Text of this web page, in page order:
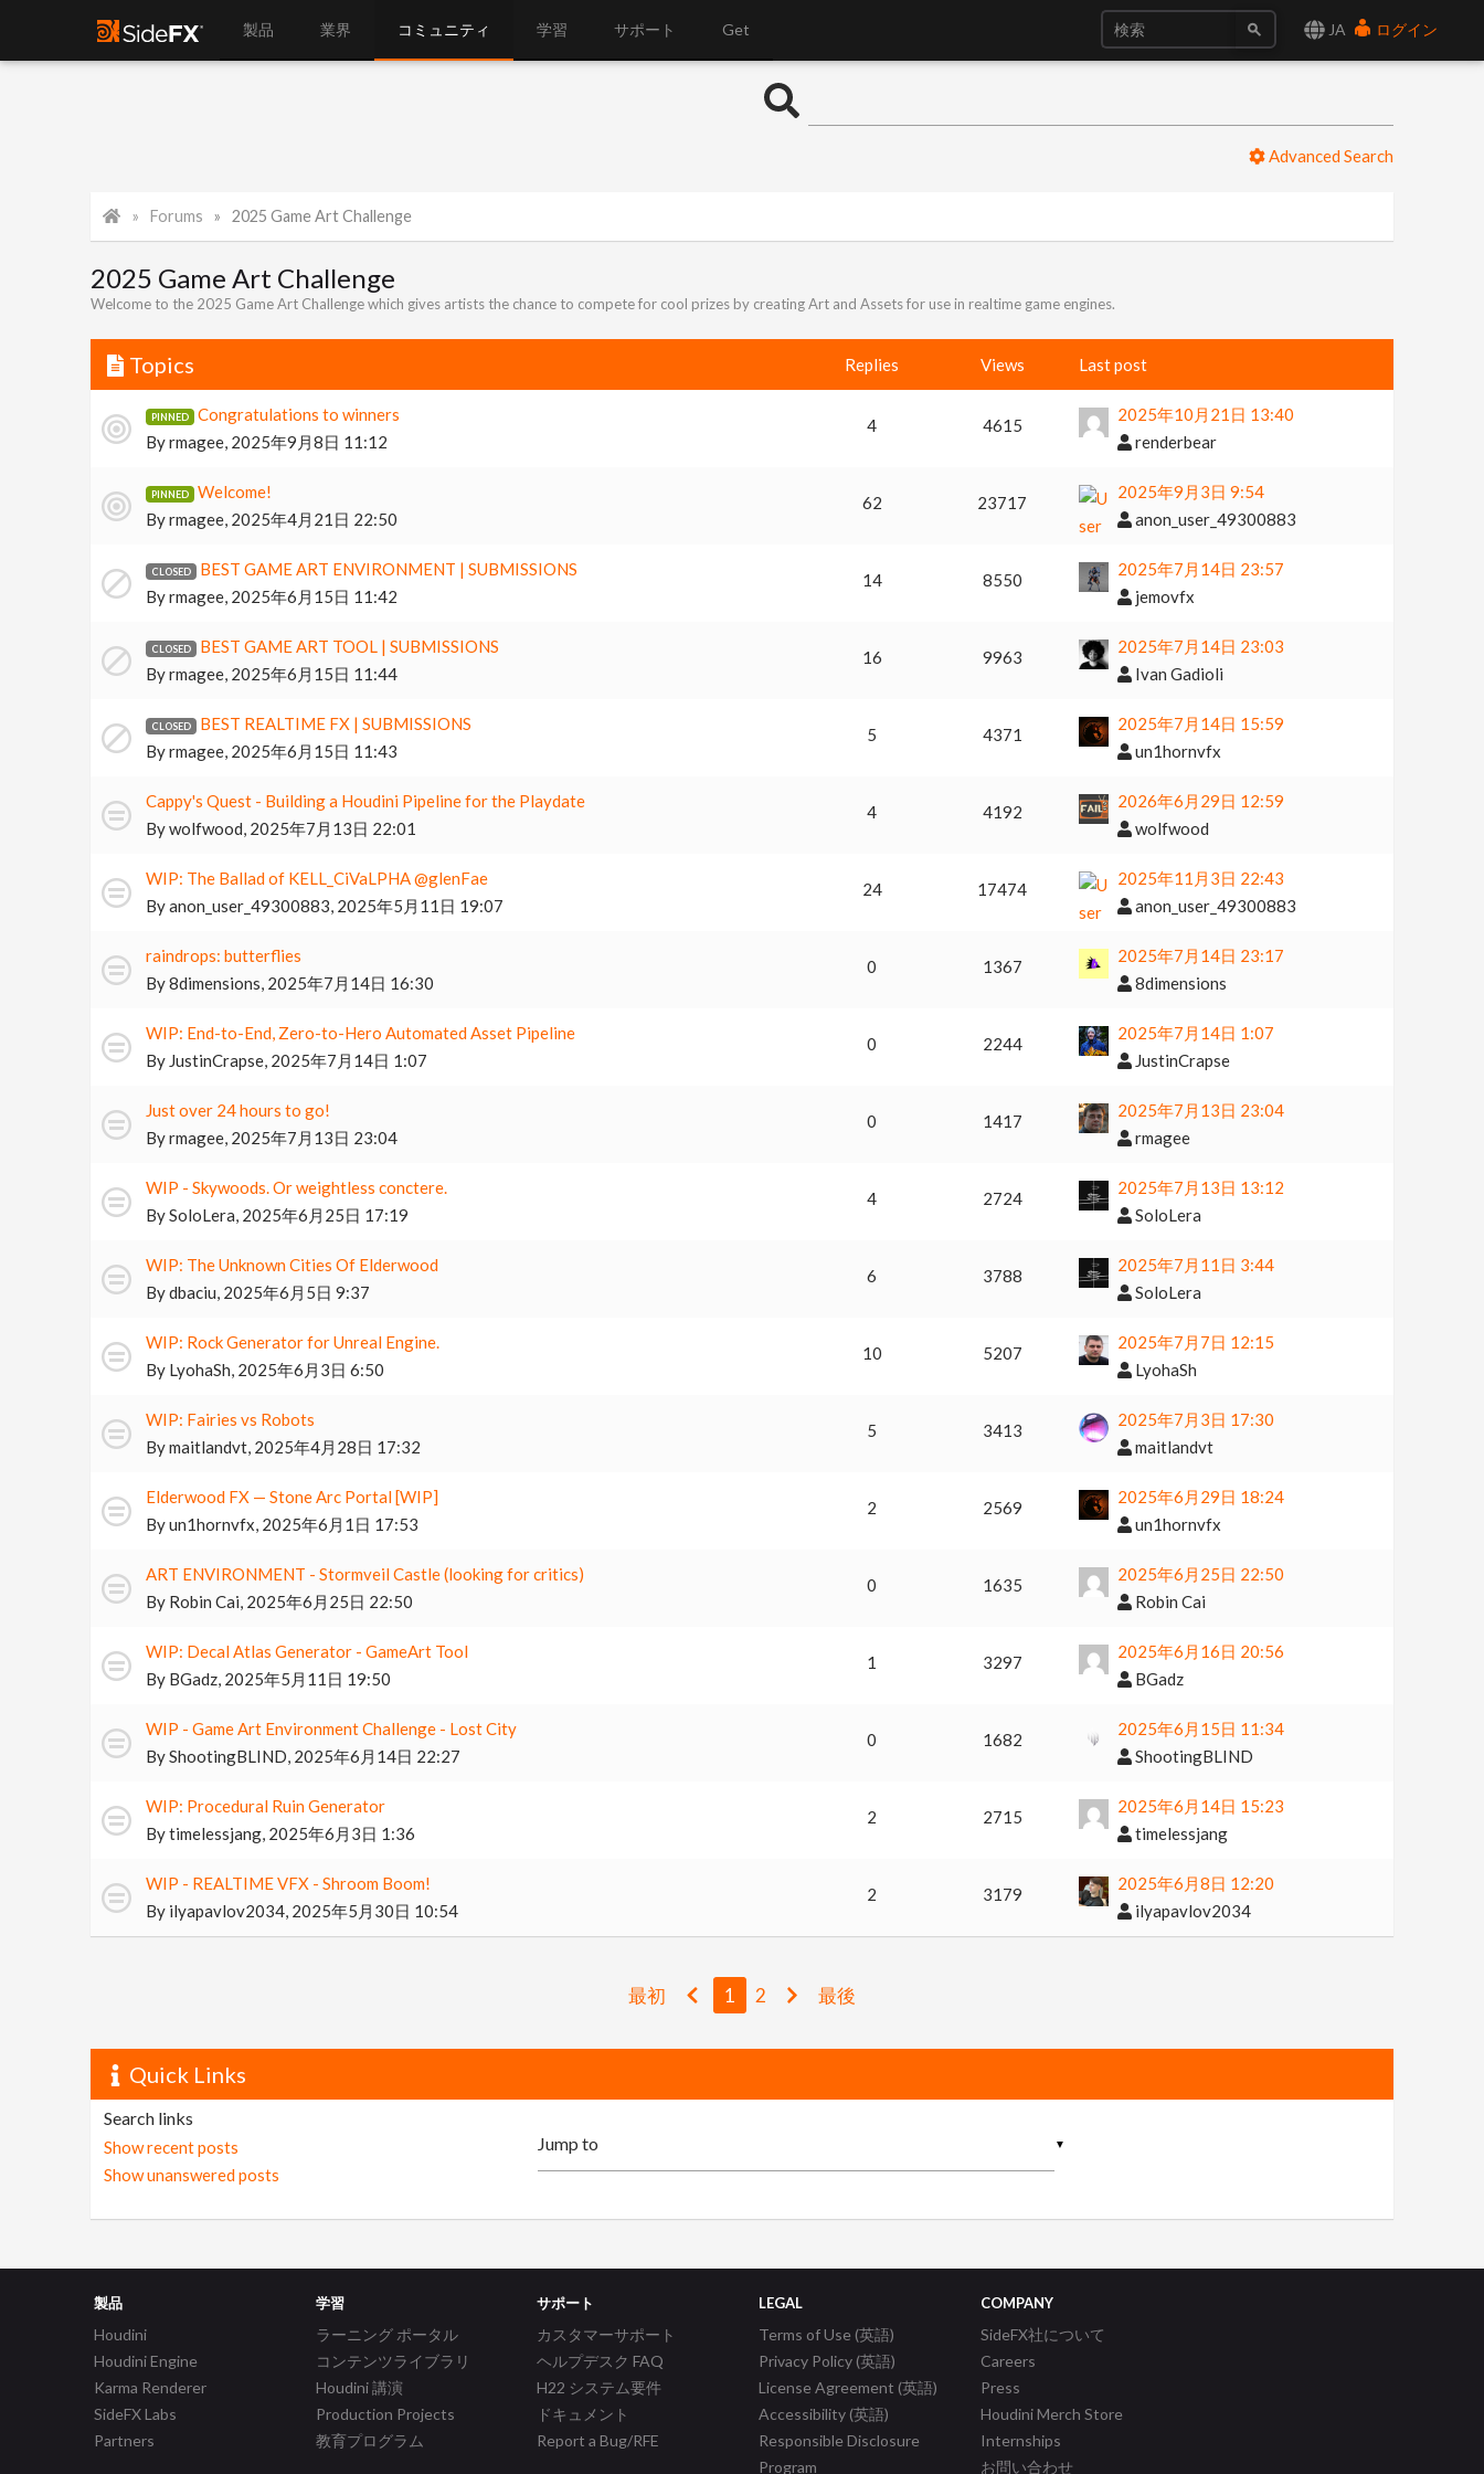
JA ログイン
製品 業界 コミュニティ 学習 サポート Get
Advanced Search
Forums 2025 Game Art Challenge
2025 Game Art Challenge
Welcome to the 2025 Game Art Challenge which gives artists the chance to compete for cool prizes by creating Art and Assets for use in realtime game engines.
Topics Replies Views Last post
Congratulations to winners
Byrmagee, 2025年9月8日 11:12
4 4615
2025年10月21日 13:40
renderbear
Welcome!
Byrmagee, 2025年4月21日 22:50
62 23717
2025年9月3日 9:54
anon_user_49300883
BEST GAME ART ENVIRONMENT | SUBMISSIONS
Byrmagee, 2025年6月15日 11:42
14 8550
2025年7月14日 23:57
jemovfx
BEST GAME ART TOOL | SUBMISSIONS
Byrmagee, 2025年6月15日 11:44
16 9963
2025年7月14日 23:03
Ivan Gadioli
BEST REALTIME FX | SUBMISSIONS
Byrmagee, 2025年6月15日 11:43
5 4371
2025年7月14日 15:59
un1hornvfx
Cappy's Quest - Building a Houdini Pipeline for the Playdate
Bywolfwood, 2025年7月13日 22:01
4 4192
2026年6月29日 12:59
wolfwood
WIP: The Ballad of KELL_CiVaLPHA @glenFae
Byanon_user_49300883, 2025年5月11日 19:07
24 17474
2025年11月3日 22:43
anon_user_49300883
raindrops: butterflies
By8dimensions, 2025年7月14日 16:30
0 1367
2025年7月14日 23:17
8dimensions
WIP: End-to-End, Zero-to-Hero Automated Asset Pipeline
By JustinCrapse, 2025年7月14日 1:07
0 2244
2025年7月14日 1:07
JustinCrapse
Just over 24 hours to go!
Byrmagee, 2025年7月13日 23:04
0 1417
2025年7月13日 23:04
rmagee
WIP - Skywoods. Or weightless conctere.
BySoloLera, 2025年6月25日 17:19
4 2724
2025年7月13日 13:12
SoloLera
WIP: The Unknown Cities Of Elderwood
Bydbaciu, 2025年6月5日 9:37
6 3788
2025年7月11日 3:44
SoloLera
WIP: Rock Generator for Unreal Engine.
By LyohaSh, 2025年6月3日 6:50
10 5207
2025年7月7日 12:15
LyohaSh
WIP: Fairies vs Robots
Bymaitlandvt, 2025年4月28日 17:32
5 3413
2025年7月3日 17:30
maitlandvt
Elderwood FX — Stone Arc Portal [WIP]
Byun1hornvfx, 2025年6月1日 17:53
2 2569
2025年6月29日 18:24
un1hornvfx
ART ENVIRONMENT - Stormveil Castle (looking for critics)
By Robin Cai, 2025年6月25日 22:50
0 1635
2025年6月25日 22:50
Robin Cai
WIP: Decal Atlas Generator - GameArt Tool
By BGadz, 2025年5月11日 19:50
1 3297
2025年6月16日 20:56
BGadz
WIP - Game Art Environment Challenge - Lost City
ByShootingBLIND, 2025年6月14日 22:27
0 1682
2025年6月15日 11:34
ShootingBLIND
WIP: Procedural Ruin Generator
Bytimelessjang, 2025年6月3日 1:36
2 2715
2025年6月14日 15:23
timelessjang
WIP - REALTIME VFX - Shroom Boom!
By ilyapavlov2034, 2025年5月30日 10:54
2 3179
2025年6月8日 12:20
ilyapavlov2034
最初 1 2 最後
Quick Links
Search links
Show recent posts
Show unanswered posts
▼
製品
Houdini
Houdini Engine
Karma Renderer
SideFX Labs
Partners
学習
ラーニング ポータル
コンテンツライブラリ
Houdini 講演
Production Projects
教育プログラム
サポート
カスタマーサポート
ヘルプデスク FAQ
H22 システム要件
ドキュメント
Report a Bug/RFE
LEGAL
Terms of Use (英語)
Privacy Policy (英語)
License Agreement (英語)
Accessibility (英語)
Responsible Disclosure
Program
COMPANY
SideFX社について
Careers
Press
Houdini Merch Store
Internships
お問い合わせ